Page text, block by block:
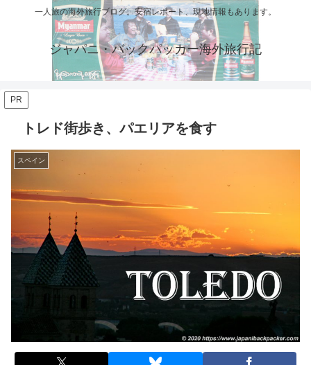
一人旅の海外旅行ブログ。安宿レポート、現地情報もあります。
ジャパニ・バックパッカー海外旅行記
PR
トレド街歩き、パエリアを食す
スペイン